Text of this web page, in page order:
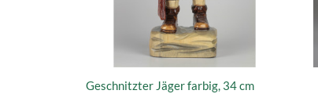
Geschnitzter Jäger farbig, 34 cm